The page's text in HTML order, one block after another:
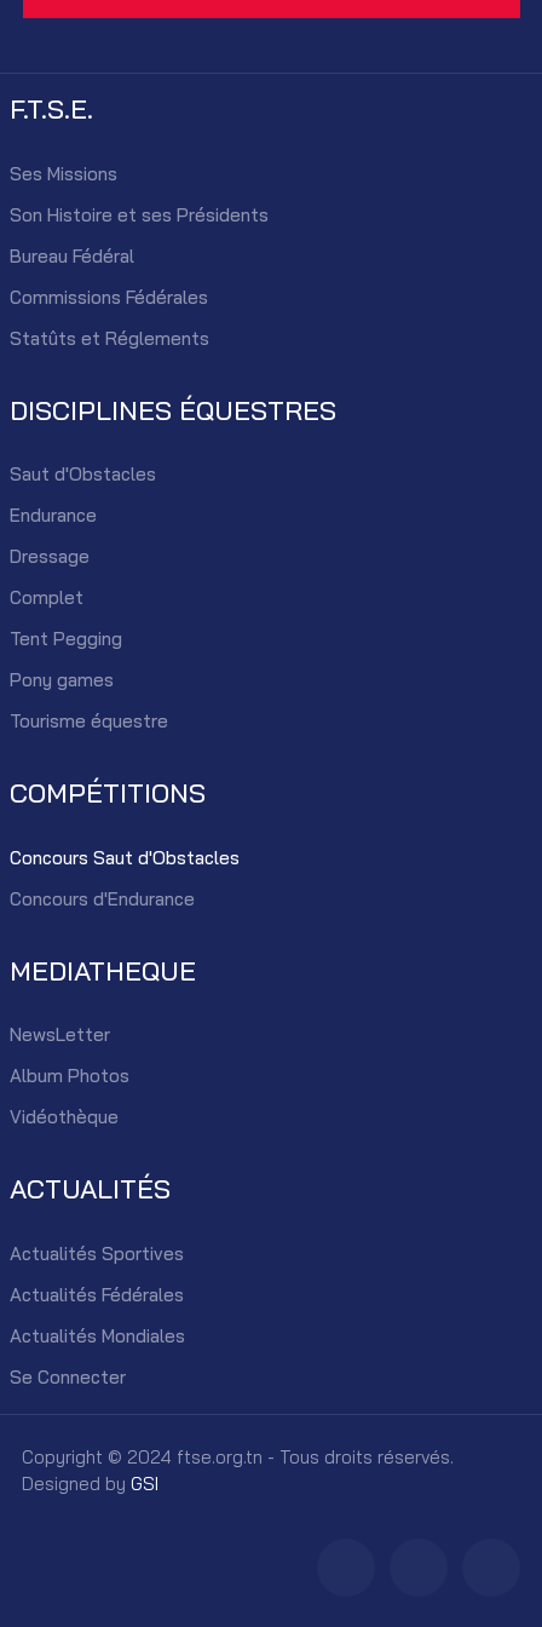
F.T.S.E.
Ses Missions
Son Histoire et ses Présidents
Bureau Fédéral
Commissions Fédérales
Statûts et Réglements
DISCIPLINES ÉQUESTRES
Saut d'Obstacles
Endurance
Dressage
Complet
Tent Pegging
Pony games
Tourisme équestre
COMPÉTITIONS
Concours Saut d'Obstacles
Concours d'Endurance
MEDIATHEQUE
NewsLetter
Album Photos
Vidéothèque
ACTUALITÉS
Actualités Sportives
Actualités Fédérales
Actualités Mondiales
Se Connecter
Copyright © 2024 ftse.org.tn - Tous droits réservés.
Designed by GSI